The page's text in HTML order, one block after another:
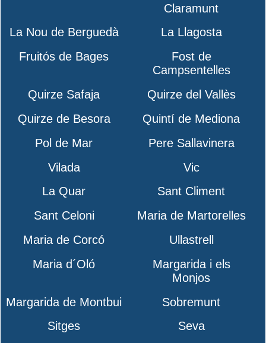
Claramunt
La Nou de Berguedà
La Llagosta
Fruitós de Bages
Fost de
Campsentelles
Quirze Safaja
Quirze del Vallès
Quirze de Besora
Quintí de Mediona
Pol de Mar
Pere Sallavinera
Vilada
Vic
La Quar
Sant Climent
Sant Celoni
Maria de Martorelles
Maria de Corcó
Ullastrell
Maria d´Oló
Margarida i els
Monjos
Margarida de Montbui
Sobremunt
Sitges
Seva